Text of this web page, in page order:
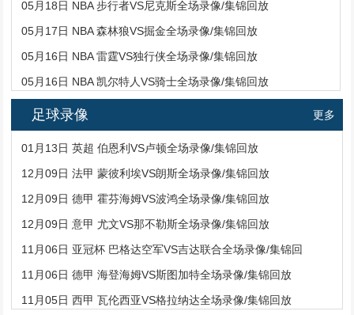
05月18日 NBA 步行者VS尼克斯全场录像/集锦回放
05月17日 NBA 森林狼VS掘金全场录像/集锦回放
05月16日 NBA 雷霆VS独行侠全场录像/集锦回放
05月16日 NBA 凯尔特人VS骑士全场录像/集锦回放
足球录像 更多
01月13日 英超 伯恩利VS卢顿全场录像/集锦回放
12月09日 法甲 蒙彼利埃VS朗斯全场录像/集锦回放
12月09日 德甲 霍芬海姆VS波鸿全场录像/集锦回放
12月09日 意甲 尤文VS那不勒斯全场录像/集锦回放
11月06日 亚冠杯 巴格达空军VS吉达联合全场录像/集锦回
11月06日 德甲 海登海姆VS斯图加特全场录像/集锦回放
11月05日 西甲 瓦伦西亚VS格拉纳达全场录像/集锦回放